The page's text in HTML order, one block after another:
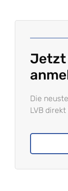
Jetzt
Die
LVB